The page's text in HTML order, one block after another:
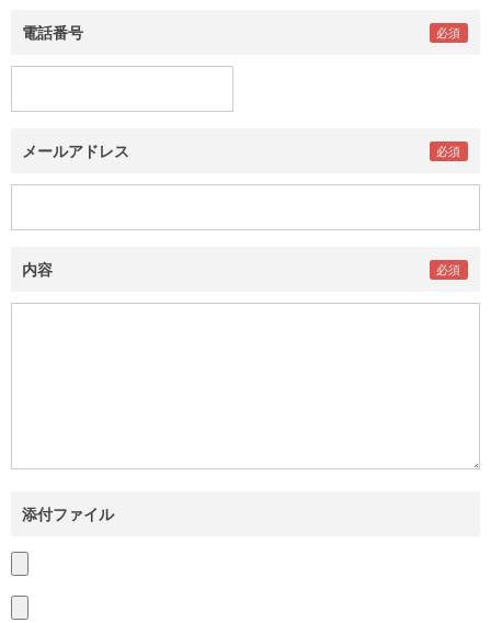
電話番号
メールアドレス
内容
添付ファイル